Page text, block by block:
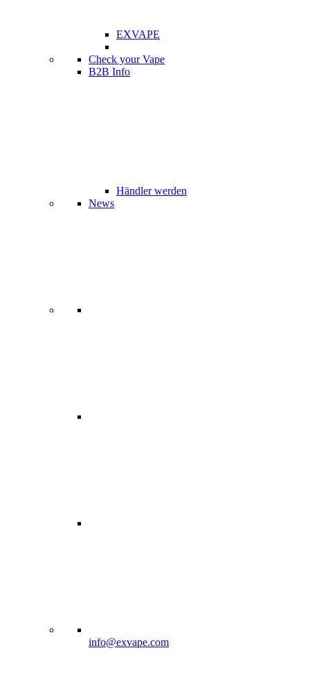
EXVAPE
Check your Vape
B2B Info
Händler werden
News
info@exvape.com